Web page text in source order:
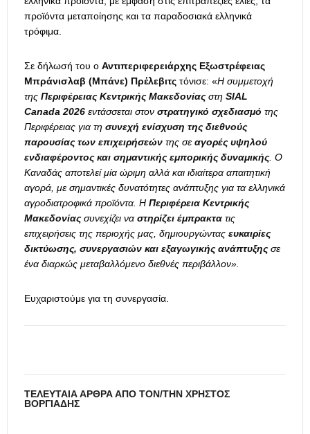
προϊόντα μεταποίησης και τα παραδοσιακά ελληνικά
τρόφιμα.
Σε δήλωσή του ο Αντιπεριφερειάρχης Εξωστρέφειας
Μπράνισλαβ (Μπάνε) Πρέλεβιτς τόνισε: «Η συμμετοχή
της Περιφέρειας Κεντρικής Μακεδονίαςστη SIAL
Canada 2026 εντάσσεται στον στρατηγικό σχεδιασμό της
Περιφέρειας για τη συνεχή ενίσχυση της διεθνούς
παρουσίας των επιχειρήσεών της σεαγορές υψηλού
ενδιαφέροντος και σημαντικής εμπορικής δυναμικής. Ο
Καναδάς αποτελεί μία ώριμη αλλά και ιδιαίτερα απαιτητική
αγορά, με σημαντικές δυνατότητες ανάπτυξης για τα ελληνικά
αγροδιατροφικά προϊόντα. Η Περιφέρεια Κεντρικής
Μακεδονίαςσυνεχίζει να στηρίζει έμπρακτα τις
επιχειρήσεις της περιοχής μας, δημιουργώντας ευκαιρίες
δικτύωσης, συνεργασιών και εξαγωγικής ανάπτυξηςσε
ένα διαρκώς μεταβαλλόμενο διεθνές περιβάλλον».
Ευχαριστούμε για τη συνεργασία.
ΤΕΛΕΥΤΑΊΑ ΆΡΘΡΑ ΑΠΌ ΤΟΝ/ΤΗΝ ΧΡΉΣΤΟΣ
ΒΟΡΓΙΆΔΗΣ